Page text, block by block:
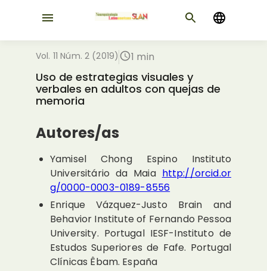
Vol. 11 Núm. 2 (2019) 1 min
Uso de estrategias visuales y
verbales en adultos con quejas de
memoria
Autores/as
Yamisel Chong Espino Instituto
Universitário da Maia http://orcid.or
g/0000-0003-0189-8556
Enrique Vázquez-Justo Brain and
Behavior Institute of Fernando Pessoa
University. Portugal IESF-Instituto de
Estudos Superiores de Fafe. Portugal
Clínicas Êbam. España